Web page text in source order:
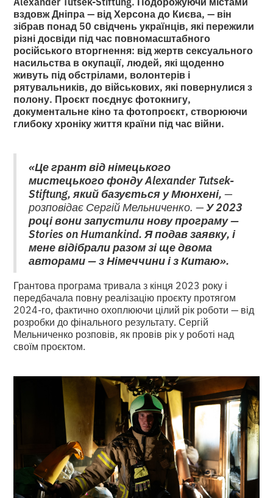
вздовж Дніпра — від Херсона до Києва, — він
зібрав понад 50 свідчень українців, які пережили
різні досвіди під час повномасштабного
російського вторгнення: від жертв сексуального
насильства в окупації, людей, які щоденно
живуть під обстрілами, волонтерів і
рятувальників, до військових, які повернулися з
полону. Проєкт поєднує фотокнигу,
документальне кіно та фотопроєкт, створюючи
глибоку хроніку життя країни під час війни.
«Це грант від німецького
мистецького фонду Alexander Tutsek-
Stiftung, який базується у Мюнхені,—
розповідає Сергій Мельниченко. —У 2023
році вони запустили нову програму —
Stories on Humankind. Я подав заявку, і
мене відібрали разом зі ще двома
авторами — з Німеччини і з Китаю».
Грантова програма тривала з кінця 2023 року і
передбачала повну реалізацію проєкту протягом
2024-го, фактично охоплюючи цілий рік роботи — від
розробки до фінального результату. Сергій
Мельниченко розповів, як провів рік у роботі над
своїм проєктом.